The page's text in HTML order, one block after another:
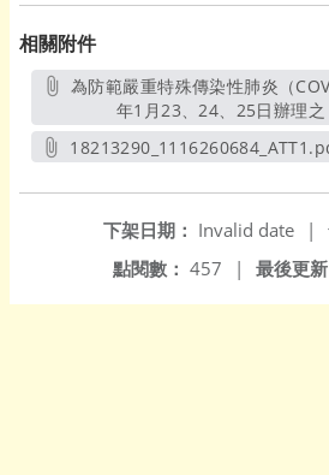
相關附件
為防範嚴重特殊傳染性肺炎（COVID-19）疫情，原訂111
年1月23、24、25日辦理
下架日期： Invalid date
|
最後更新
點閱數： 457 |